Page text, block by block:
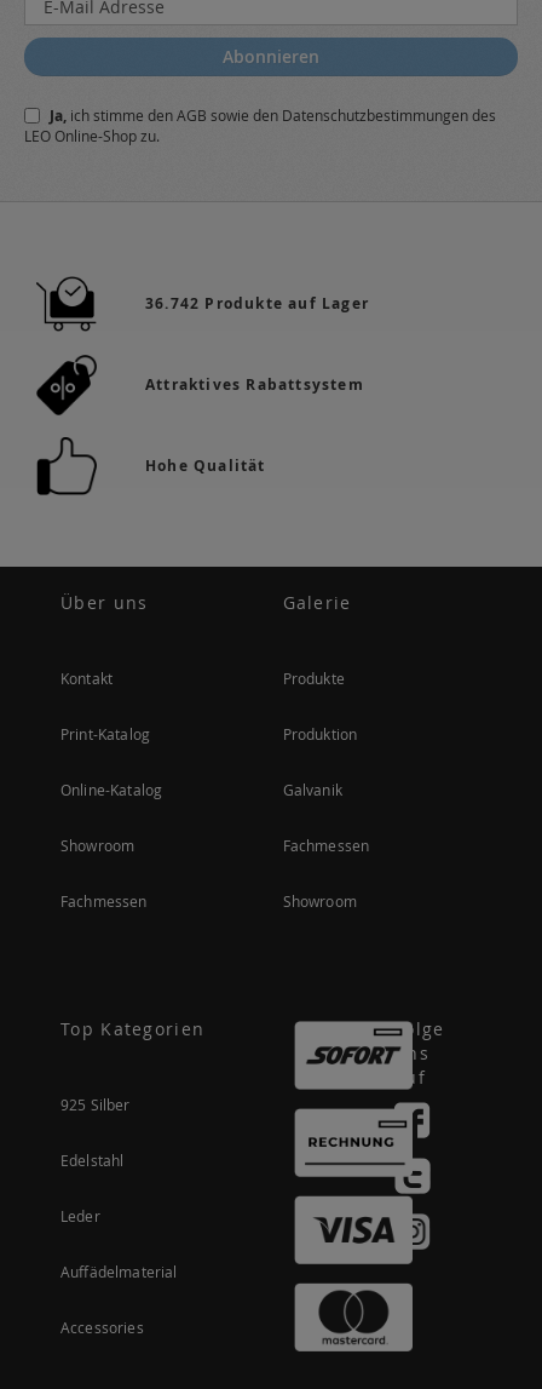
Sie
sich
für
Newsletter
a:
Abonnieren
Ja, ich stimme denAGB sowie den Datenschutzbestimmungendes
LEO Online-Shop zu.
36.742 Produkte auf Lager
Attraktives Rabattsystem
Hohe Qualität
Über uns
Kontakt
Print-Katalog
Online-Katalog
Showroom
Fachmessen
Galerie
Produkte
Produktion
Galvanik
Fachmessen
Showroom
Top Kategorien
925 Silber
Edelstahl
Leder
Auffädelmaterial
Accessories
Folge
uns
auf